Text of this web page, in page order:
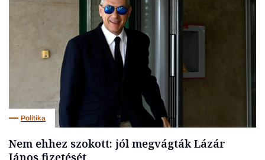
Politika
Nem ehhez szokott: jól megvágták Lázár
János fizetését